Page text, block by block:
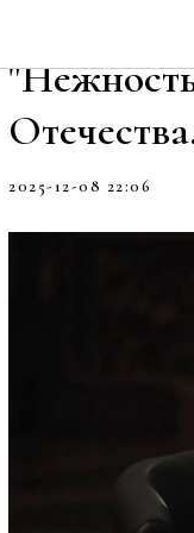
2025-12-08 22:06